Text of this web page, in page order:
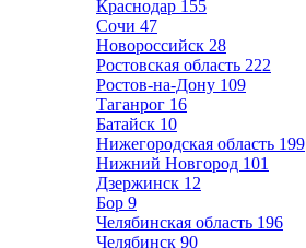
Краснодар 155
Сочи 47
Новороссийск 28
Ростовская область 222
Ростов-на-Дону 109
Таганрог 16
Батайск 10
Нижегородская область 199
Нижний Новгород 101
Дзержинск 12
Бор 9
Челябинская область 196
Челябинск 90